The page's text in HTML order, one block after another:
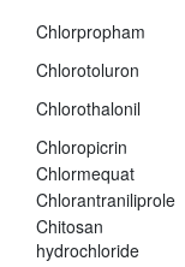
Chlorpropham
Chlorotoluron
Chlorothalonil
Chloropicrin
Chlormequat
Chlorantraniliprole
Chitosan
hydrochloride